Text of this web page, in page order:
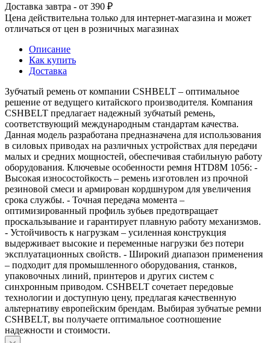
Доставка завтра - от 390 ₽
Цена действительна только для интернет-магазина и может
отличаться от цен в розничных магазинах
Описание
Как купить
Доставка
Зубчатый ремень от компании CSHBELT – оптимальное
решение от ведущего китайского производителя. Компания
CSHBELT предлагает надежный зубчатый ремень,
соответствующий международным стандартам качества.
Данная модель разработана предназначена для использования
в силовых приводах на различных устройствах для передачи
малых и средних мощностей, обеспечивая стабильную работу
оборудования. Ключевые особенности ремня HTD8M 1056: -
Высокая износостойкость – ремень изготовлен из прочной
резиновой смеси и армирован кордшнуром для увеличения
срока службы. - Точная передача момента –
оптимизированный профиль зубьев предотвращает
проскальзывание и гарантирует плавную работу механизмов.
- Устойчивость к нагрузкам – усиленная конструкция
выдерживает высокие и переменные нагрузки без потери
эксплуатационных свойств. - Широкий диапазон применения
– подходит для промышленного оборудования, станков,
упаковочных линий, принтеров и других систем с
синхронным приводом. CSHBELT сочетает передовые
технологии и доступную цену, предлагая качественную
альтернативу европейским брендам. Выбирая зубчатые ремни
CSHBELT, вы получаете оптимальное соотношение
надежности и стоимости.